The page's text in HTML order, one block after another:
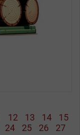
12 13 14
15
24 25 26
27